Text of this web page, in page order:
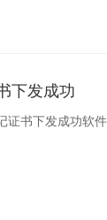
下发成功
证书下发成功软